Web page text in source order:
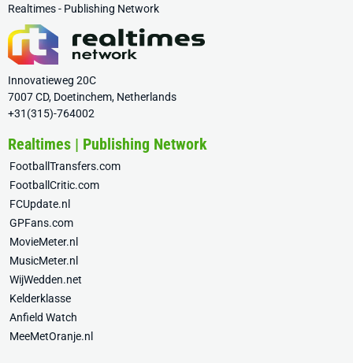
Realtimes - Publishing Network
Innovatieweg 20C
7007 CD, Doetinchem, Netherlands
+31(315)-764002
Realtimes | Publishing Network
FootballTransfers.com
FootballCritic.com
FCUpdate.nl
GPFans.com
MovieMeter.nl
MusicMeter.nl
WijWedden.net
Kelderklasse
Anfield Watch
MeeMetOranje.nl